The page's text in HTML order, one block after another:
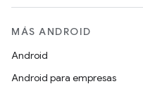
MÁS ANDROID
Android
Android para empresas